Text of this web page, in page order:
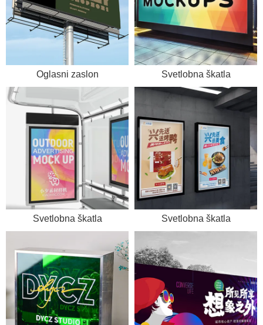
Oglasni zaslon Svetlobna škatla
Svetlobna škatla Svetlobna škatla